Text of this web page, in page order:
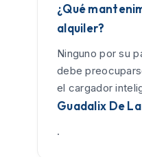
¿Qué
alquiler?
Ninguno por su
debe
el cargador
Guadalix De
.